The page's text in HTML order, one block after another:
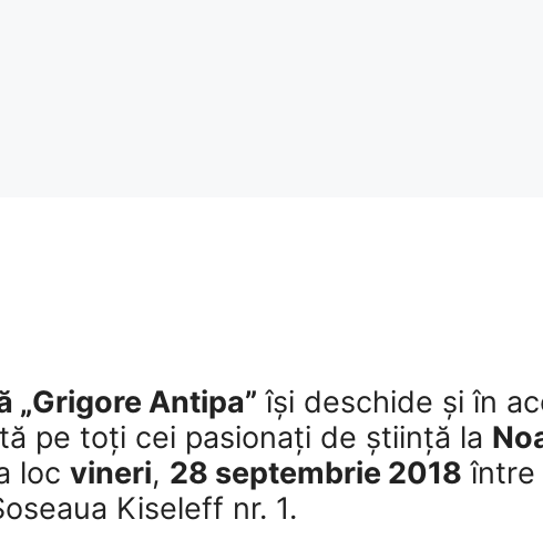
„Grigore Antipa” își deschide și în
pe toți cei pasionați de știință la
loc vineri, 28 septembrie 2018 între
Kiseleff nr. 1.